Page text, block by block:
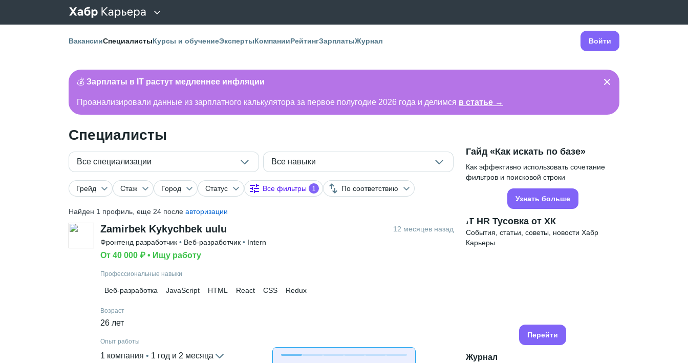
ВакансииСпециалистыКурсы и обучениеЭкспертыКомпанииРейтингЗарплатыЖурнал Войти
💰 Зарплаты в IT растут медленнее инфляции
Проанализировали данные из зарплатного калькулятора за первое полугодие 2026 года и делимся в статье →
Специалисты
Все специализации Все навыки
Грейд Стаж Город Статус Все фильтры 1 По соответствию
Найден 1 профиль, еще 24 после авторизации
Zamirbek Kykychbek uulu
12 месяцев назад
Фронтенд разработчик • Веб-разработчик • Intern
От 40 000 ₽ • Ищу работу
Профессиональные навыки
Веб-разработка JavaScript HTML React CSS Redux
Возраст
26 лет
Опыт работы
1 компания 1 год и 2 месяца
Гайд «Как искать по базе»
Как эффективно использовать сочетание
фильтров и поисковой строки
Узнать больше
IT HR Тусовка от ХК
События, статьи, советы, новости Хабр
Карьеры
Перейти
Журнал